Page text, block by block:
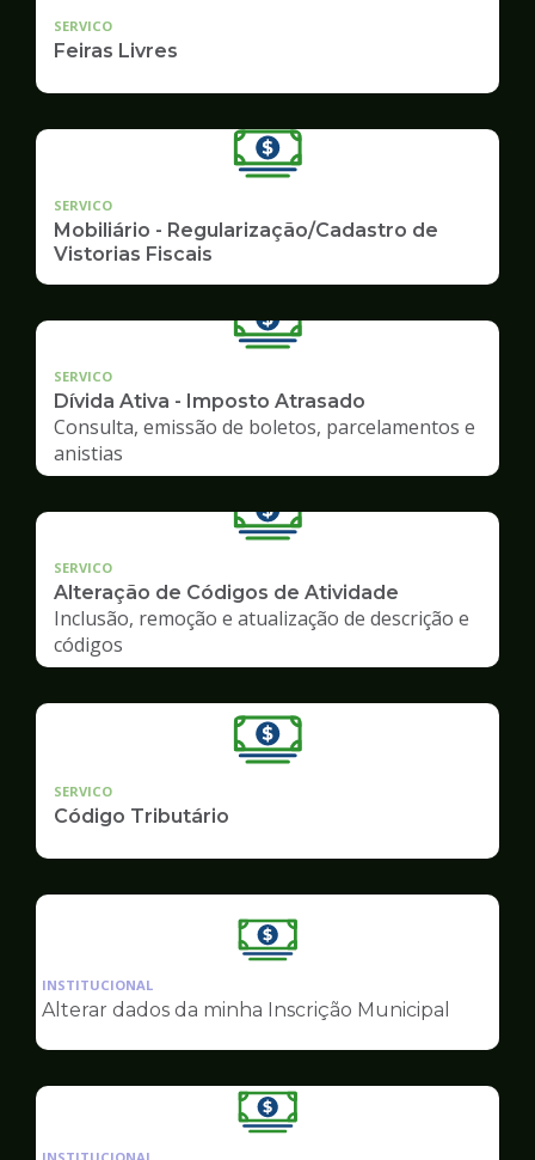
SERVICO
Feiras Livres
SERVICO
Mobiliário - Regularização/Cadastro de
Vistorias Fiscais
SERVICO
Dívida Ativa - Imposto Atrasado
Consulta, emissão de boletos, parcelamentos e
anistias
SERVICO
Alteração de Códigos de Atividade
Inclusão, remoção e atualização de descrição e
códigos
SERVICO
Código Tributário
Ilustração
pagina
Finanças
INSTITUCIONAL
Alterar dados da minha Inscrição Municipal
Ilustração